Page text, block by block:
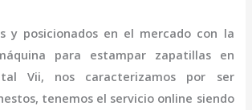
y posicionados en el mercado con la
para estampar zapatillasen
Vii, nos caracterizamos por ser
tenemos el servicio online siendo